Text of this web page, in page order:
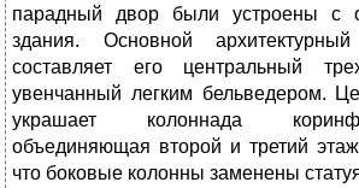
парадный двор были устроены с
здания. Основной
составляет его центральный
увенчанный легким бельведером.
украшает колоннада
объединяющая второй и третий
что боковые колонны заменены